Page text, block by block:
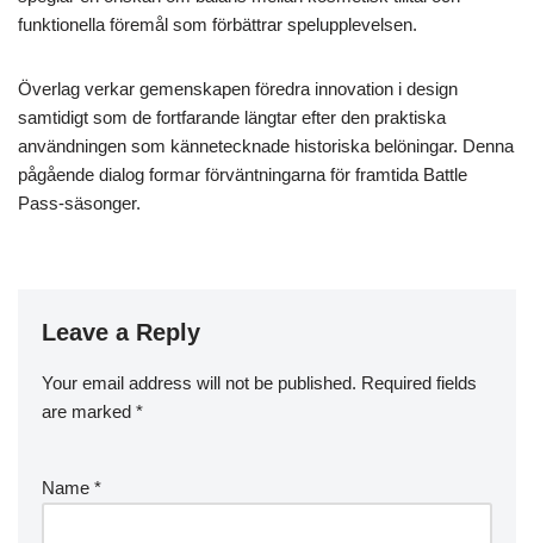
funktionella föremål som förbättrar spelupplevelsen.
Överlag verkar gemenskapen föredra innovation i design
samtidigt som de fortfarande längtar efter den praktiska
användningen som kännetecknade historiska belöningar. Denna
pågående dialog formar förväntningarna för framtida Battle
Pass-säsonger.
Leave a Reply
Your email address will not be published. Required fields
are marked *
Name *